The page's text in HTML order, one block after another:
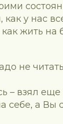
у нас
жить
не
– взял еще
себе, а Вы